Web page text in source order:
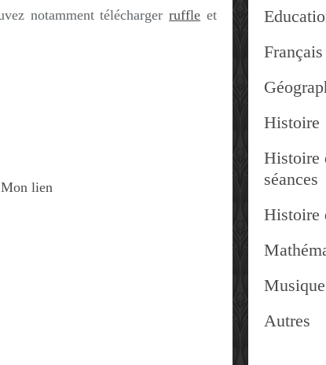
notamment téléchargerruffle et
Mon lien
Français
Histoire
Histoire
séances
Histoire
Musique
Autres